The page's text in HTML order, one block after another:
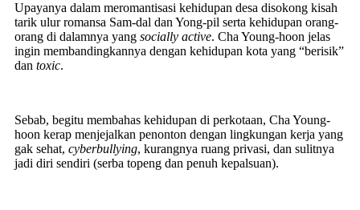
Upayanya dalam meromantisasi kehidupan desa disokong kisah
tarik ulur romansa Sam-dal dan Yong-pil serta kehidupan orang-
orang di dalamnya yang socially active. Cha Young-hoon jelas
ingin membandingkannya dengan kehidupan kota yang “berisik”
dan toxic.
Sebab, begitu membahas kehidupan di perkotaan, Cha Young-
hoon kerap menjejalkan penonton dengan lingkungan kerja yang
gak sehat, cyberbullying, kurangnya ruang privasi, dan sulitnya
jadi diri sendiri (serba topeng dan penuh kepalsuan).